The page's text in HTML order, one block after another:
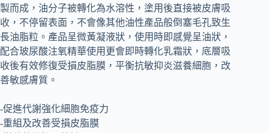
製而成，油分子被轉化為水溶性，塗用後直接被皮膚吸
收，不停留表面，不會像其他油性產品般倒塞毛孔致生
長油脂粒。產品呈微黃凝液狀，使用時即感覺呈油狀，
配合玻尿酸注氧精華使用更會即時轉化乳霜狀，底層吸
收後有效修復受損皮脂膜，平衡抗敏抑炎滋養細胞，改
善敏感膚質。
-促進代謝強化細胞免疫力
-重組及改善受損皮脂膜